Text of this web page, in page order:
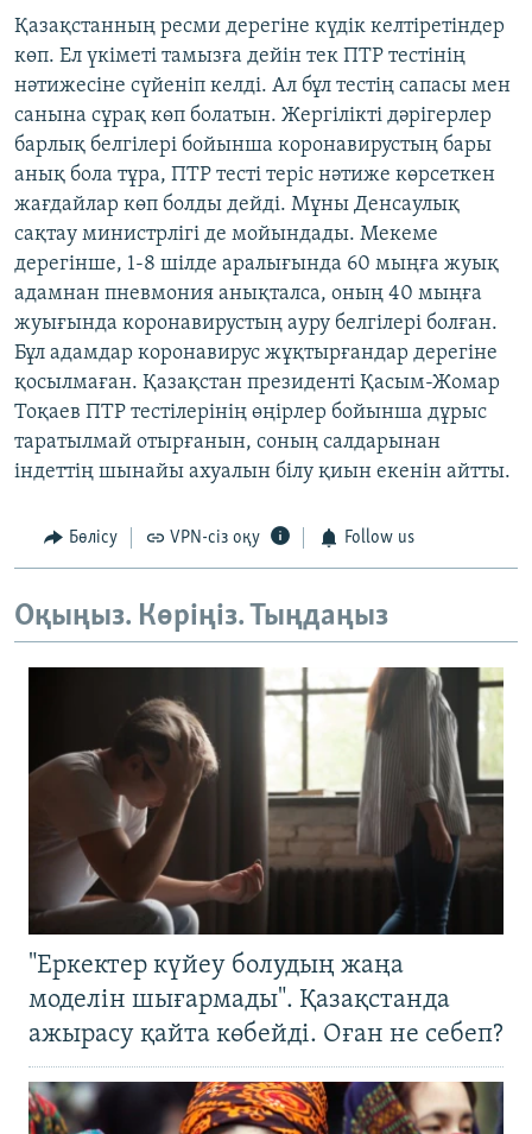
Қазақстанның ресми дерегіне күдік келтіретіндер
көп. Ел үкіметі тамызға дейін тек ПТР тестінің
нәтижесіне сүйеніп келді. Ал бұл тестің сапасы мен
санына сұрақ көп болатын. Жергілікті дәрігерлер
барлық белгілері бойынша коронавирустың бары
анық бола тұра, ПТР тесті теріс нәтиже көрсеткен
жағдайлар көп болды дейді. Мұны Денсаулық
сақтау министрлігі де мойындады. Мекеме
дерегінше, 1-8 шілде аралығында 60 мыңға жуық
адамнан пневмония анықталса, оның 40 мыңға
жуығында коронавирустың ауру белгілері болған.
Бұл адамдар коронавирус жұқтырғандар дерегіне
қосылмаған. Қазақстан президенті Қасым-Жомар
Тоқаев ПТР тестілерінің өңірлер бойынша дұрыс
таратылмай отырғанын, соның салдарынан
індеттің шынайы ахуалын білу қиын екенін айтты.
Бөлісу VPN-сіз оқу Follow us
Оқыңыз. Көріңіз. Тыңдаңыз
"Еркектер күйеу болудың жаңа
моделін шығармады". Қазақстанда
ажырасу қайта көбейді. Оған не себеп?